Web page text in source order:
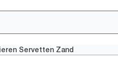
Servetten Zand